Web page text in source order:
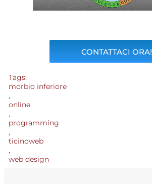
CONTATTACI ORA!
Tags:
morbio inferiore
,
online
,
programming
,
ticinoweb
,
web design